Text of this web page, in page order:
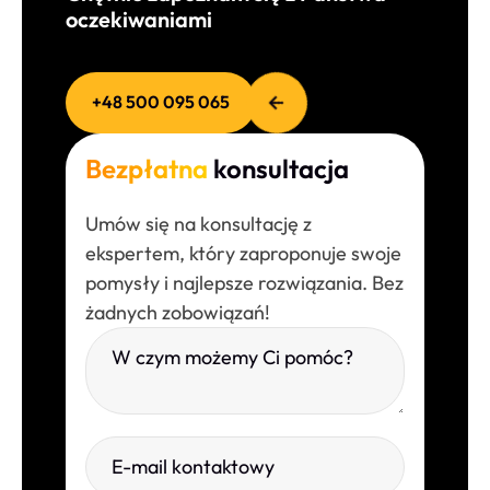
oczekiwaniami
+48 500 095 065
Bezpłatna konsultacja
Umów się na konsultację z
ekspertem, który zaproponuje swoje
pomysły i najlepsze rozwiązania. Bez
żadnych zobowiązań!
Please leave this field empty.
W czym możemy Ci pomóc?
E-mail kontaktowy